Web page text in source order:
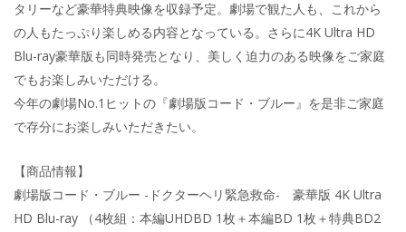
タリーなど豪華特典映像を収録予定。劇場で観た人も、これから
の人もたっぷり楽しめる内容となっている。さらに4K Ultra HD
Blu-ray豪華版も同時発売となり、美しく迫力のある映像をご家庭
でもお楽しみいただける。
今年の劇場No.1ヒットの『劇場版コード・ブルー』を是非ご家庭
で存分にお楽しみいただきたい。
【商品情報】
劇場版コード・ブルー -ドクターヘリ緊急救命- 豪華版 4K Ultra
HD Blu-ray （4枚組：本編UHDBD 1枚＋本編BD 1枚＋特典BD2